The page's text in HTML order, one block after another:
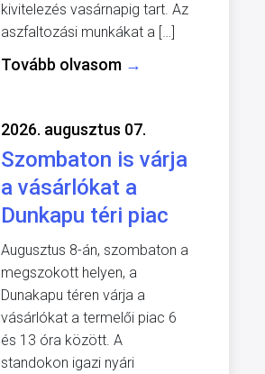
kivitelezés vasárnapig tart. Az
aszfaltozási munkákat a […]
Tovább olvasom →
2026. augusztus 07.
Szombaton is várja
a vásárlókat a
Dunkapu téri piac
Augusztus 8-án, szombaton a
megszokott helyen, a
Dunakapu téren várja a
vásárlókat a termelői piac 6
és 13 óra között. A
standokon igazi nyári